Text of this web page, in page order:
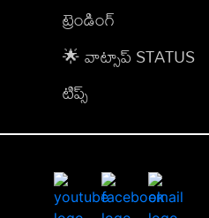
ట్రెండింగ్
🌟 వాట్సాప్ STATUS
టిప్స్